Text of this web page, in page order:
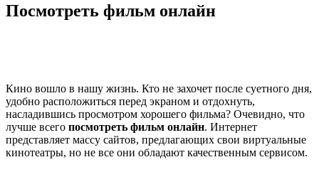
Посмотреть фильм онлайн
Кино вошло в нашу жизнь. Кто не захочет после суетного дня,
удобно расположиться перед экраном и отдохнуть,
насладившись просмотром хорошего фильма? Очевидно, что
лучше всего посмотреть фильм онлайн. Интернет
представляет массу сайтов, предлагающих свои виртуальные
кинотеатры, но не все они обладают качественным сервисом.